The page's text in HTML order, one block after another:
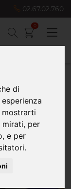
di
mostrarti
mirati, per
e per
02.67.02.760
0